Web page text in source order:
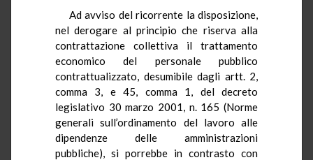
Ad avviso del ricorrente la disposizione,
nel derogare al principio che riserva alla
contrattazione collettiva il trattamento
economico del personale pubblico
contrattualizzato, desumibile dagli artt. 2,
comma 3, e 45, comma 1, del decreto
legislativo 30 marzo 2001, n. 165 (Norme
generali sull’ordinamento del lavoro alle
dipendenze delle amministrazioni
pubbliche), si porrebbe in contrasto con